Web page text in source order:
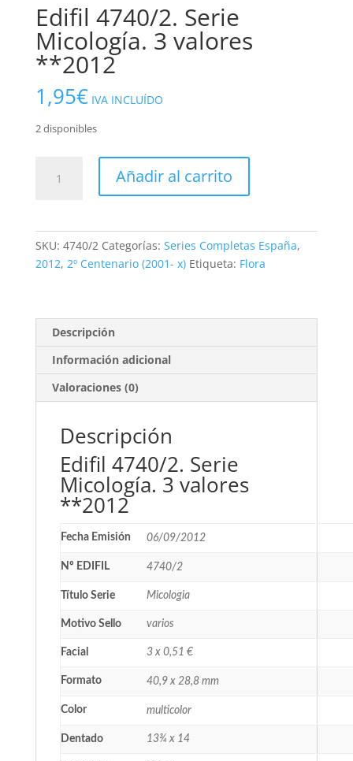
Edifil 4740/2. Serie
Micología. 3 valores
**2012
1,95€ IVA INCLUÍDO
2 disponibles
4740/2.
Añadir al carrito
SKU: 4740/2 Categorías: Series Completas España,
2012, 2º Centenario (2001- x) Etiqueta: Flora
Descripción
Información adicional
Valoraciones (0)
Descripción
Edifil 4740/2. Serie
Micología. 3 valores
**2012
Fecha Emisión 06/09/2012
Nº EDIFIL 4740/2
Título Serie Micologia
Motivo Sello varios
Facial 3 x 0,51 €
Formato 40,9 x 28,8 mm
Color multicolor
Dentado 13¾ x 14